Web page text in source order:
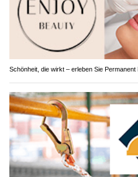
Schönheit, die wirkt – erleben Sie